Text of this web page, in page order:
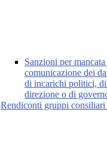
Sanzioni per
comunicazione dei
di incarichi politici,
direzione o di
Rendiconti gruppi